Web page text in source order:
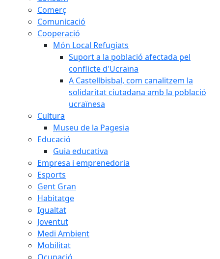
Comerç
Comunicació
Cooperació
Món Local Refugiats
Suport a la població afectada pel
conflicte d'Ucraïna
A Castellbisbal, com canalitzem la
solidaritat ciutadana amb la població
ucraïnesa
Cultura
Museu de la Pagesia
Educació
Guia educativa
Empresa i emprenedoria
Esports
Gent Gran
Habitatge
Igualtat
Joventut
Medi Ambient
Mobilitat